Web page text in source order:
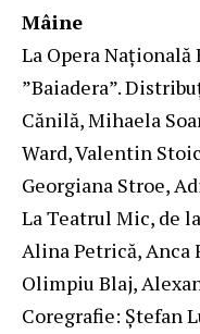
Mâine
La Opera Naţională
”Baiadera”.
Cănilă, Mihaela
Ward, Valentin
Georgiana Stroe,
La Teatrul Mic, de
Alina Petrică, Anca
Olimpiu Blaj,
Coregrafie: Ştefan